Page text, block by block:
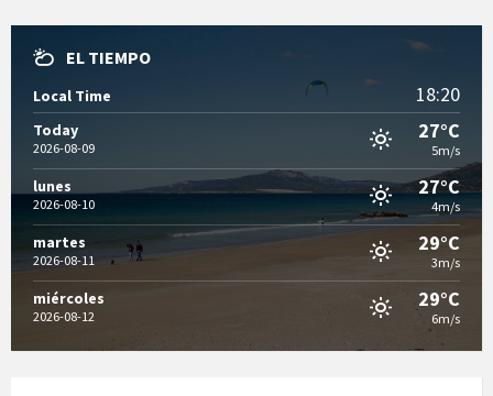
EL TIEMPO
Local Time 18:20
Today
2026-08-09
27°C
5m/s
lunes
2026-08-10
27°C
4m/s
martes
2026-08-11
29°C
3m/s
miércoles
2026-08-12
29°C
6m/s